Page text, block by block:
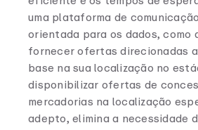
uma plataforma de
orientada para os dados, como
fornecer ofertas direcionadas
base na sua localização no
disponibilizar ofertas de
mercadorias na localização
adepto, elimina a necessidade